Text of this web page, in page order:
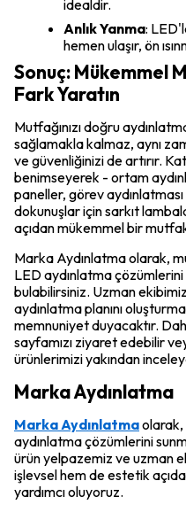
idealdir.
Anlık Yanma:
hemen ulaşır, ön
Sonuç: Mükemmel
Fark Yaratın
Mutfağınızı doğru
sağlamakla kalmaz, aynı
ve güvenliğinizi de artırır.
benimseyerek - ortam
paneller, görev
dokunuşlar için sarkıt
açıdan mükemmel bir
Marka Aydınlatma olarak,
LED aydınlatma
bulabilirsiniz. Uzman
aydınlatma planını
memnuniyet duyacaktır.
sayfamızı ziyaret edebilir
ürünlerimizi yakından
Marka Aydınlatma
Marka Aydınlatmaolarak,
aydınlatma çözümlerini
ürün yelpazemiz ve uzman
işlevsel hem de estetik
yardımcı oluyoruz.